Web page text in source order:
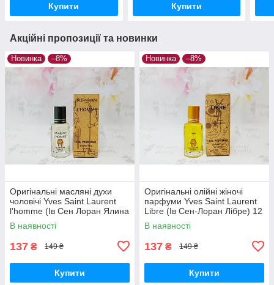
Купити Купити
Акційні пропозиції та новинки
Новинка –8%
Оригінальні масляні духи
чоловічі Yves Saint Laurent
l'homme (Ів Сен Лоран Ялина
Хом) 12 мл
В наявності
137 ₴ 149 ₴
Купити
Новинка –8%
Оригінальні олійні жіночі
парфуми Yves Saint Laurent
Libre (Ів Сен-Лоран Лібре) 12
мл
В наявності
137 ₴ 149 ₴
Купити